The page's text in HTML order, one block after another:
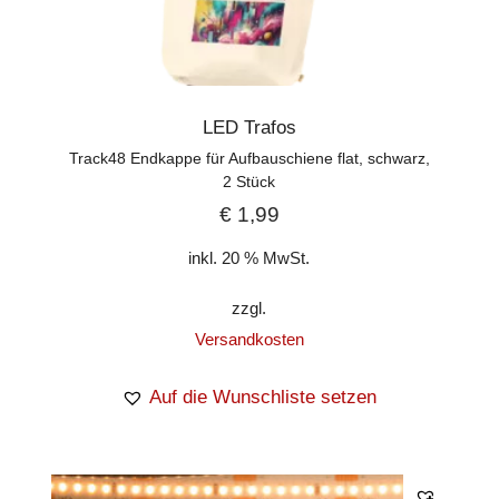
LED Trafos
Track48 Endkappe für Aufbauschiene flat, schwarz,
2 Stück
€1,99
inkl. 20 % MwSt.
zzgl.
Versandkosten
Auf die Wunschliste setzen